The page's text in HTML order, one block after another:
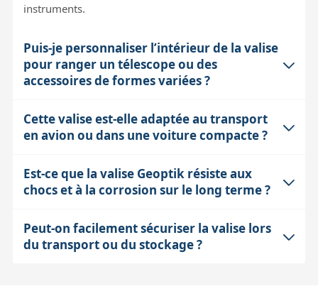
instruments.
Puis-je personnaliser l’intérieur de la valise
pour ranger un télescope ou des
accessoires de formes variées ?
Oui, la valise peut être équipée de mousse
prédécoupée en option, que vous pouvez ajuster pour
maintien optimal de vos instruments tout en
amortissant les chocs pendant le transport, ce qui est
crucial pour éviter les désalignements ou dommages
mécaniques.
Cette valise est-elle adaptée au transport
en avion ou dans une voiture compacte ?
Ses dimensions (620x460x340 mm) restent
compatibles avec la plupart des coffres de voiture
petits espaces. Pour l’avion, elle offre une excellente
protection mais peut dépasser les tailles standards de
Est-ce que la valise Geoptik résiste aux
chocs et à la corrosion sur le long terme ?
Oui, la structure en polypropylène est robuste face aux
impacts et ne contient aucune pièce métallique, ce qui
Peut-on facilement sécuriser la valise lors
du transport ou du stockage ?